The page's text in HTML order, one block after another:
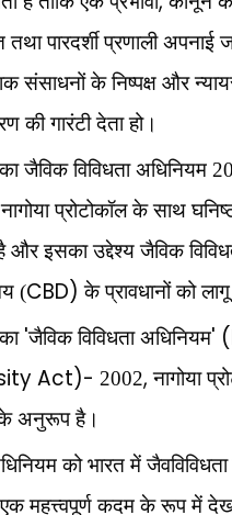
तथा पारदर्शी प्रणाली अपनाई
संसाधनों के निष्पक्ष और
की गारंटी देता हो।
जैविक विविधता अधिनियम
नागोया प्रोटोकॉल के साथ
है और इसका उद्देश्य जैविक
(CBD)के प्रावधानों को
'जैविक विविधता अधिनियम'
Act)- 2002,नागोया
के अनुरूप है।
को भारत में
एक महत्त्वपूर्ण कदम के रूप में